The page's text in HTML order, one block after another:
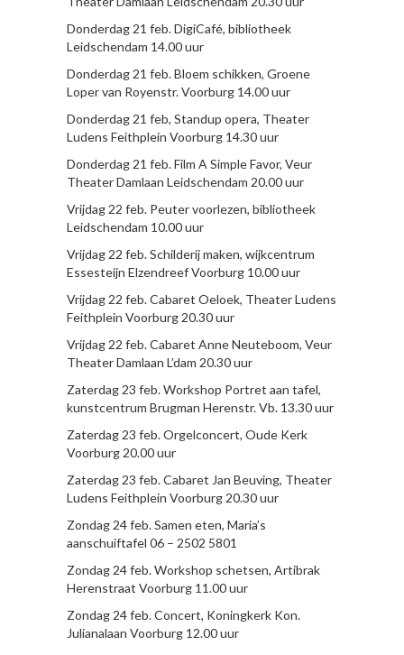
Donderdag 21 feb. DigiCafé, bibliotheek
Leidschendam 14.00 uur
Donderdag 21 feb. Bloem schikken, Groene
Loper van Royenstr. Voorburg 14.00 uur
Donderdag 21 feb, Standup opera, Theater
Ludens Feithplein Voorburg 14.30 uur
Donderdag 21 feb. Film A Simple Favor, Veur
Theater Damlaan Leidschendam 20.00 uur
Vrijdag 22 feb. Peuter voorlezen, bibliotheek
Leidschendam 10.00 uur
Vrijdag 22 feb. Schilderij maken, wijkcentrum
Essesteijn Elzendreef Voorburg 10.00 uur
Vrijdag 22 feb. Cabaret Oeloek, Theater Ludens
Feithplein Voorburg 20.30 uur
Vrijdag 22 feb. Cabaret Anne Neuteboom, Veur
Theater Damlaan L’dam 20.30 uur
Zaterdag 23 feb. Workshop Portret aan tafel,
kunstcentrum Brugman Herenstr. Vb. 13.30 uur
Zaterdag 23 feb. Orgelconcert, Oude Kerk
Voorburg 20.00 uur
Zaterdag 23 feb. Cabaret Jan Beuving, Theater
Ludens Feithplein Voorburg 20.30 uur
Zondag 24 feb. Samen eten, Maria’s
aanschuiftafel 06 – 2502 5801
Zondag 24 feb. Workshop schetsen, Artibrak
Herenstraat Voorburg 11.00 uur
Zondag 24 feb. Concert, Koningkerk Kon.
Julianalaan Voorburg 12.00 uur